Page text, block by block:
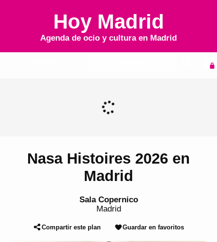
Hoy Madrid
Agenda de ocio y cultura en Madrid
Nasa Histoires 2026 en
Madrid
Sala Copernico
Madrid
Compartir este plan Guardar en favoritos